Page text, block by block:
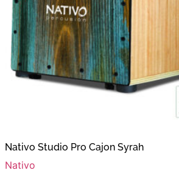
Nativo Studio Pro Cajon Syrah
Nativo